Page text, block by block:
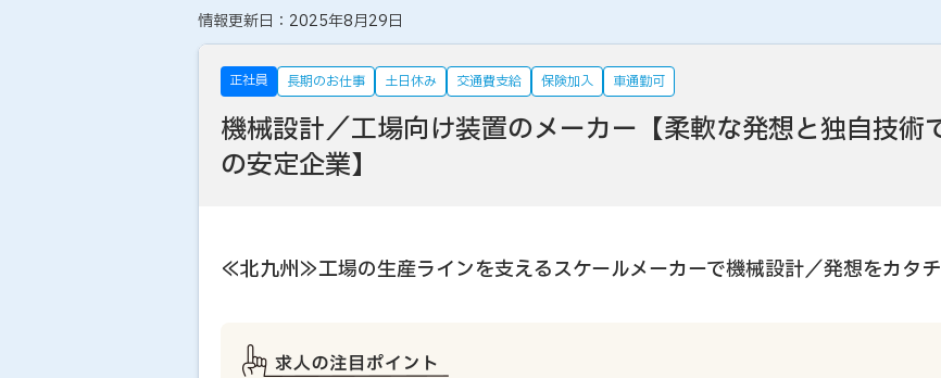
情報更新日：2025年8月29日
正社員 長期のお仕事 土日休み 交通費支給 保険加入 車通勤可
機械設計／工場向け装置のメーカー【柔軟な発想と独自技術
の安定企業】
≪北九州≫工場の生産ラインを支えるスケールメーカーで機械設計／発想をカタ